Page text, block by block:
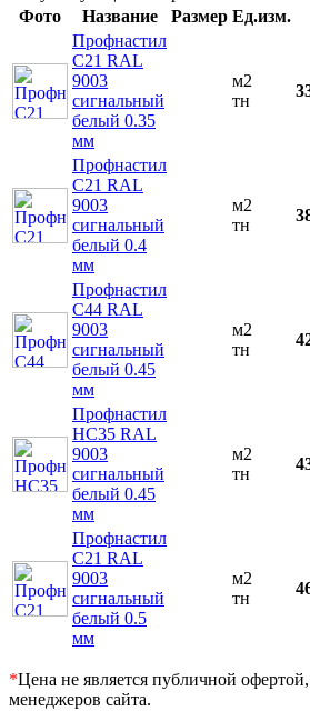
Фото
Название Размер Ед.изм.
Профнастил
С21 RAL
9003
сигнальный
белый 0.35
мм
м2
тн
Профнастил
С21 RAL
9003
сигнальный
белый 0.4
мм
м2
тн
Профнастил
С44 RAL
9003
сигнальный
белый 0.45
мм
м2
тн
Профнастил
НС35 RAL
9003
сигнальный
белый 0.45
мм
м2
тн
Профнастил
С21 RAL
9003
сигнальный
белый 0.5
мм
м2
тн
*Цена не является публичной
менеджеров сайта.